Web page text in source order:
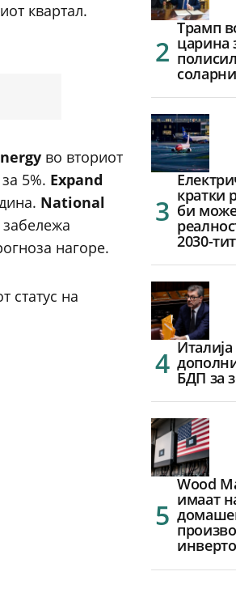
квартал.
во вториот
5%. Expand
National
забележа
нагоре.
статус на
Трамп
царина
кратки
би
2030-
БДП за
Wood
имаат